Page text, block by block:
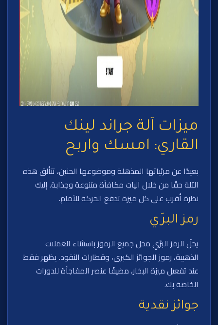
ميزات آلة جراند لينك
القاري: امسك واربح
بعيدًا عن مرئياتها المذهلة وموضوعها الحنين، تتألق هذه
الآلة حقًا من خلال آليات مكافأة متنوعة وجذابة. إليك
نظرة أقرب على كل ميزة تدفع الحركة للأمام.
رمز البرّي
يحلّ الرمز البرّي محل جميع الرموز باستثناء العملات
الذهبية، رموز الجوائز الكبرى، وقطارات النقود. يظهر فقط
عند تفعيل ميزة البخار، مضيفًا عنصر المفاجأة للدورات
الخاصة بك.
جوائز نقدية